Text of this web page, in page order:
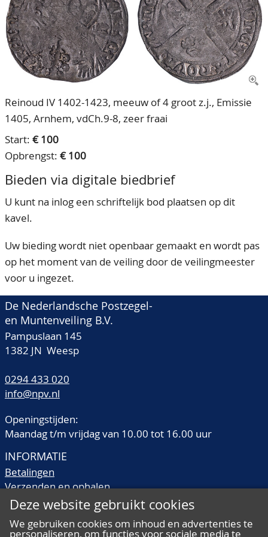
Ons Team
80 jarig bestaan
CONTACT
ACCOUNT
Reinoud IV 1402-1423, meeuw of 4 groot z.j., Emissie
1405, Arnhem, vdCh.9-8, zeer fraai
Start: € 100
Opbrengst: € 100
Bieden via digitale biedbrief
U kunt na inlog een schriftelijk bod plaatsen op dit
kavel.
Uw bieding wordt niet openbaar gemaakt en wordt pas
op het moment van de veiling door de veilingmeester
voor u ingezet.
De Nederlandsche Postzegel-
en Muntenveiling B.V.
Pampuslaan 145
1382 JN Weesp
0294 433 020
info@npv.nl
Openingstijden:
Maandag t/m vrijdag van 10.00 tot 16.00 uur
INFORMATIE
Betalingen
Verzenden en ophalen
Veilingtermen
Kwaliteitsomschrijvingen
Deze website gebruikt cookies
We gebruiken cookies om inhoud en advertenties te
personaliseren, om functies voor sociale media te